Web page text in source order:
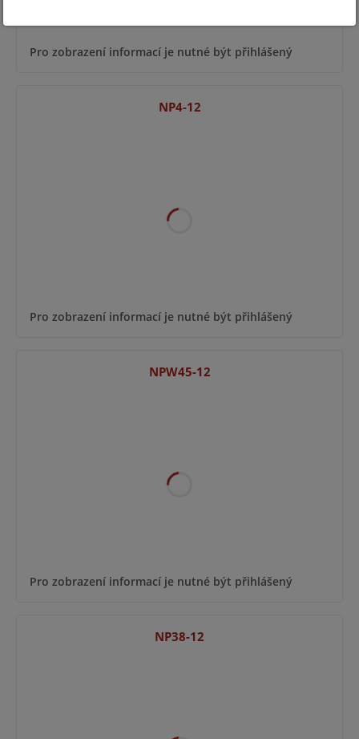
Pro zobrazení informací je nutné být přihlášený
NP4-12
Pro zobrazení informací je nutné být přihlášený
NPW45-12
Pro zobrazení informací je nutné být přihlášený
NP38-12